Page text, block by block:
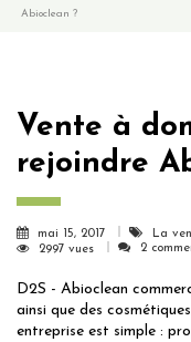
Abioclean ?
Vente à
rejoindre
mai 15, 2017 La
2997 vues
2
D2S - Abioclean
ainsi que des
entreprise est simple :